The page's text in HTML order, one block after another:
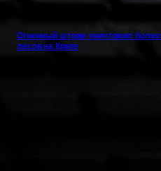
Огненный шторм уничтожил более
лесов на Крите